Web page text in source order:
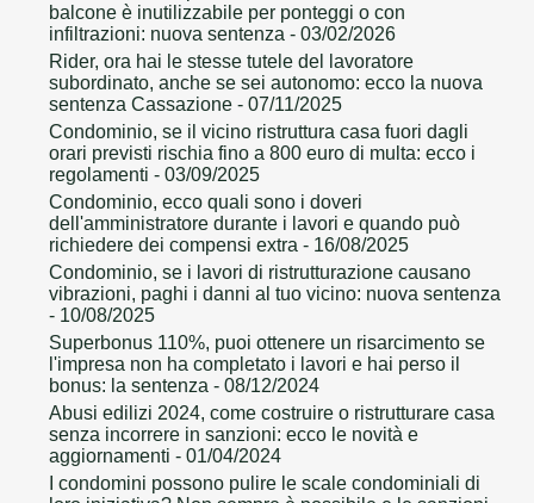
balcone è inutilizzabile per ponteggi o con
infiltrazioni: nuova sentenza - 03/02/2026
Rider, ora hai le stesse tutele del lavoratore
subordinato, anche se sei autonomo: ecco la nuova
sentenza Cassazione - 07/11/2025
Condominio, se il vicino ristruttura casa fuori dagli
orari previsti rischia fino a 800 euro di multa: ecco i
regolamenti - 03/09/2025
Condominio, ecco quali sono i doveri
dell'amministratore durante i lavori e quando può
richiedere dei compensi extra - 16/08/2025
Condominio, se i lavori di ristrutturazione causano
vibrazioni, paghi i danni al tuo vicino: nuova sentenza
- 10/08/2025
Superbonus 110%, puoi ottenere un risarcimento se
l'impresa non ha completato i lavori e hai perso il
bonus: la sentenza - 08/12/2024
Abusi edilizi 2024, come costruire o ristrutturare casa
senza incorrere in sanzioni: ecco le novità e
aggiornamenti - 01/04/2024
I condomini possono pulire le scale condominiali di